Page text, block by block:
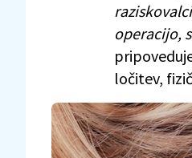
operacijo,
ločitev,